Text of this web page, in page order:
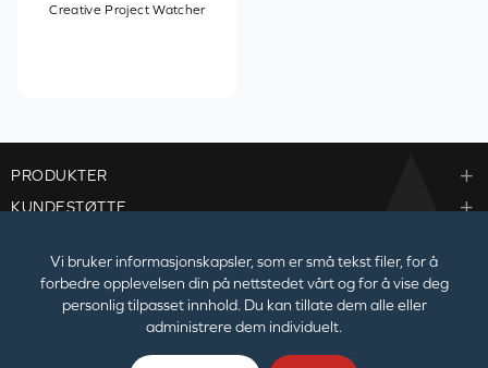
Vi bruker informasjonskapsler, som er små tekst filer, for å
forbedre opplevelsen din på nettstedet vårt og for å vise deg
personlig tilpasset innhold. Du kan tillate dem alle eller
administrere dem individuelt.
Creative Project Watcher
PRODUKTER
KUNDESTØTTE